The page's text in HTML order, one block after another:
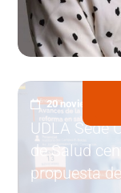
20 noviembre,
UDLA Sede
de Salud
propuesta